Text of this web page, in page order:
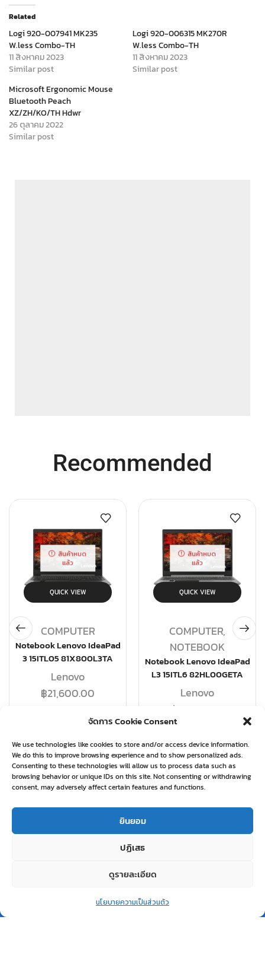
จัดการ Cookie Consent
We use technologies like cookies to store and/or access device information.
We do this to improve browsing experience and to show personalized ads.
Consenting to these technologies will allow us to process data such as
browsing behavior or unique IDs on this site. Not consenting or withdrawing
consent, may adversely affect certain features and functions.
ยินยอม
ปฏิเสธ
ดูรายละเอียด
นโยบายความเป็นส่วนตัว
Related
Logi 920-007941 MK235
W.less Combo-TH
11 สิงหาคม 2023
Similar post
Logi 920-006315 MK270R
W.less Combo-TH
11 สิงหาคม 2023
Similar post
Microsoft Ergonomic Mouse
Bluetooth Peach
XZ/ZH/KO/TH Hdwr
26 ตุลาคม 2022
Similar post
Recommended
สินค้าหมด
แล้ว
QUICK VIEW
COMPUTER
Notebook Lenovo IdeaPad
3 15ITL05 81X800L3TA
Lenovo
฿21,600.00
สินค้าหมด
แล้ว
QUICK VIEW
COMPUTER,
NOTEBOOK
Notebook Lenovo IdeaPad
L3 15ITL6 82HL00GETA
Lenovo
฿
Related products
หยิบใส่ตะกร้า
Wishlist